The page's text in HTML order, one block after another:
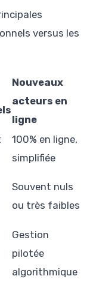
versus les
Nouveaux
acteurs en
ligne
100% en ligne,
simplifiée
Souvent nuls
ou très faibles
Gestion
pilotée
algorithmique